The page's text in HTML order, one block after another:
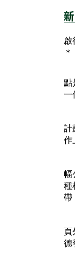
啟
點
一
計
作
幅
種
帶
頁
德